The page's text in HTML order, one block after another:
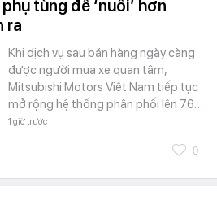
tùng để ‘nuôi’ hơn
ra
Khi dịch vụ sau bán hàng ngày càng
được người mua xe quan tâm,
Mitsubishi Motors Việt Nam tiếp tục
mở rộng hệ thống phân phối lên 76…
1 giờ trước
0